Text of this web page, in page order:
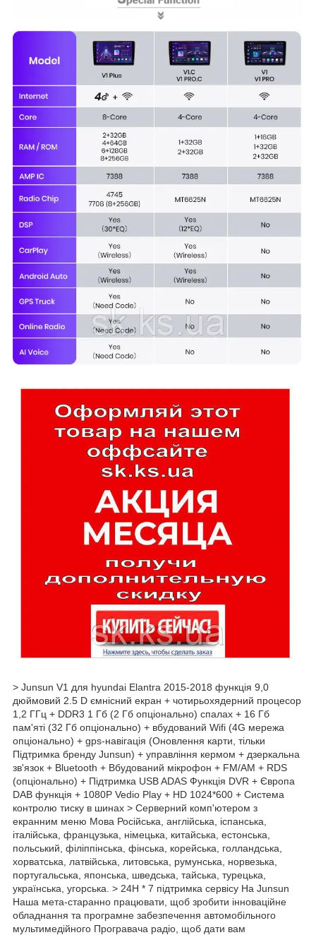
> Junsun V1 для hyundai Elantra 2015-2018 функція 9,0
дюймовий 2.5 D ємнісний екран + чотирьохядерний процесор
1,2 ГГц + DDR3 1 Гб (2 Гб опціонально) спалах + 16 Гб
пам'яті (32 Гб опціонально) + вбудований Wifi (4G мережа
опціонально) + gps-навігація (Оновлення карти, тільки
Підтримка бренду Junsun) + управління кермом + дзеркальна
зв'язок + Bluetooth + Вбудований мікрофон + FM/AM + RDS
(опціонально) + Підтримка USB ADAS Функція DVR + Європа
DAB функція + 1080P Vedio Play + HD 1024*600 + Система
контролю тиску в шинах > Серверний комп'ютером з
екранним меню Мова Російська, англійська, іспанська,
італійська, французька, німецька, китайська, естонська,
польський, філіппінська, фінська, корейська, голландська,
хорватська, латвійська, литовська, румунська, норвезька,
португальська, японська, шведська, тайська, турецька,
українська, угорська. > 24H * 7 підтримка сервісу На Junsun
Наша мета-старанно працювати, щоб зробити інноваційне
обладнання та програмне забезпечення автомобільного
мультимедійного Програвача радіо, щоб дати вам